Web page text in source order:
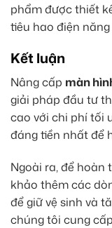
phẩm được thiết
tiêu hao điện
Kết luận
Nâng cấp màn
giải pháp đầu tư
cao với chi phí tối
đáng tiền nhất để
Ngoài ra, để
khảo thêm các
để giữ vệ sinh và
chúng tôi cung